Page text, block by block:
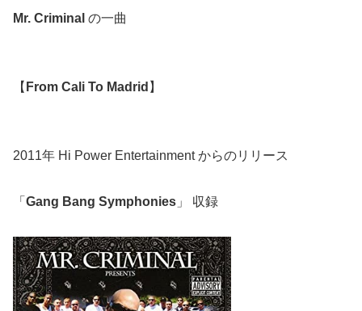
Mr. Criminal の一曲
【 From Cali To Madrid 】
2011年 Hi Power Entertainment からのリリース
「 Gang Bang Symphonies 」 収録